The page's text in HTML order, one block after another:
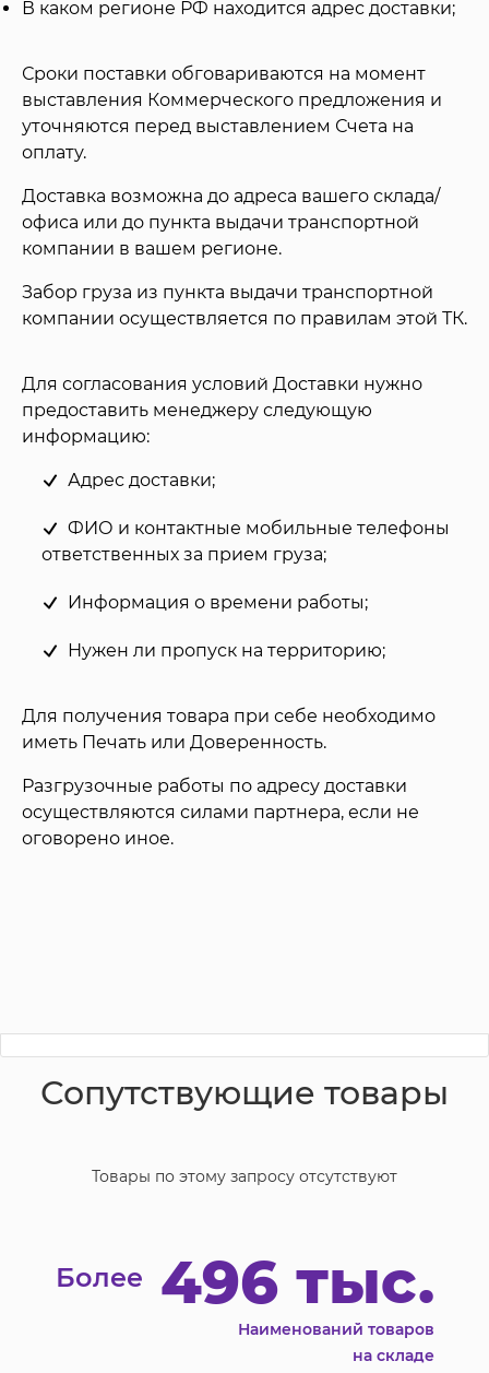
В каком регионе РФ находится адрес доставки;
Сроки поставки обговариваются на момент
выставления Коммерческого предложения и
уточняются перед выставлением Счета на
оплату.
Доставка возможна до адреса вашего склада/
офиса или до пункта выдачи транспортной
компании в вашем регионе.
Забор груза из пункта выдачи транспортной
компании осуществляется по правилам этой ТК.
Для согласования условий Доставки нужно
предоставить менеджеру следующую
информацию:
Адрес доставки;
ФИО и контактные мобильные телефоны
ответственных за прием груза;
Информация о времени работы;
Нужен ли пропуск на территорию;
Для получения товара при себе необходимо
иметь Печать или Доверенность.
Разгрузочные работы по адресу доставки
осуществляются силами партнера, если не
оговорено иное.
Сопутствующие товары
Товары по этому запросу отсутствуют
Более 496 тыс.
Наименований товаров
на складе